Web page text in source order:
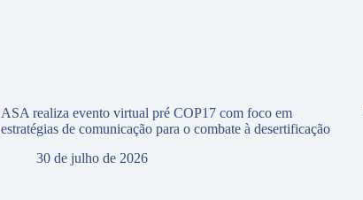
ASA realiza evento virtual pré COP17 com foco em
estratégias de comunicação para o combate à desertificação
30 de julho de 2026